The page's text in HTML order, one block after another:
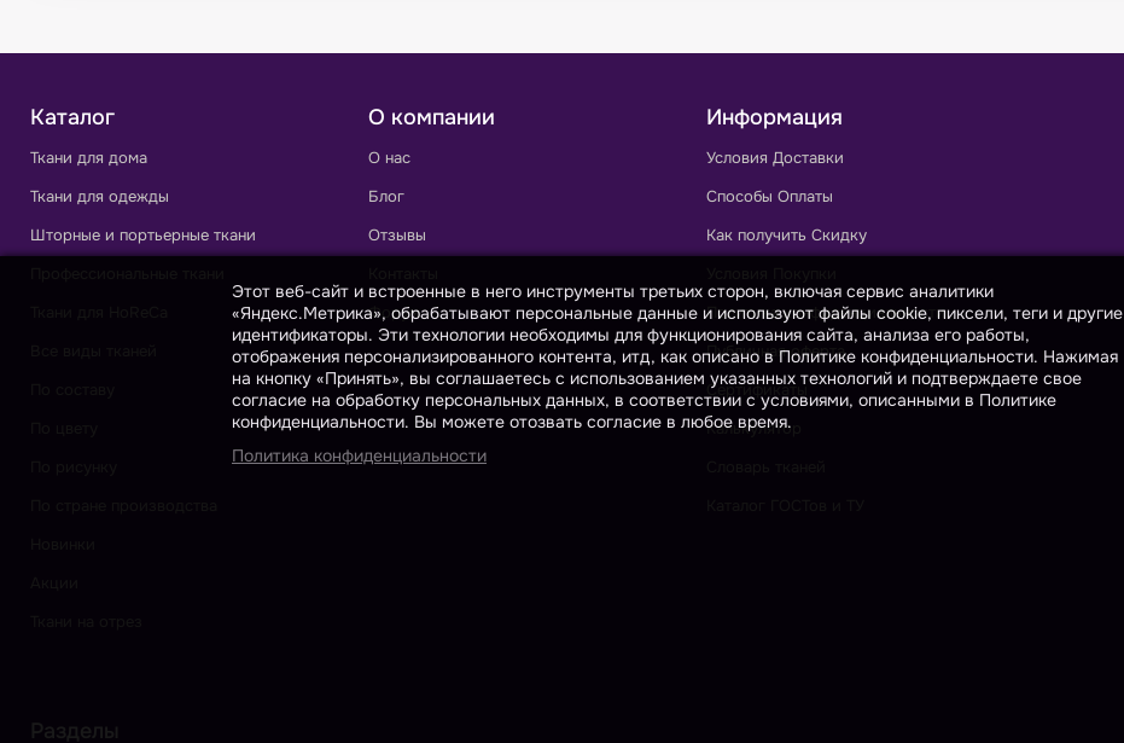
Каталог
Ткани для дома
Ткани для одежды
Шторные и портьерные ткани
О компании
О нас
Блог
Отзывы
Форум
Информация
Условия Доставки
Способы Оплаты
Как получить Скидку
Политика конфиденциальности
Публичная оферта
Сертификаты
Калькулятор
Разделы
Этот веб-сайт и встроенные в него инструменты третьих сторон, включая сервис аналитики
«Яндекс.Метрика», обрабатывают персональные данные и используют файлы cookie, пиксели, теги и другие
идентификаторы. Эти технологии необходимы для функционирования сайта, анализа его работы,
отображения персонализированного контента, итд, как описано в Политике конфиденциальности. Нажимая
на кнопку «Принять», вы соглашаетесь с использованием указанных технологий и подтверждаете свое
согласие на обработку персональных данных, в соответствии с условиями, описанными в Политике
конфиденциальности. Вы можете отозвать согласие в любое время.
Политика конфиденциальности